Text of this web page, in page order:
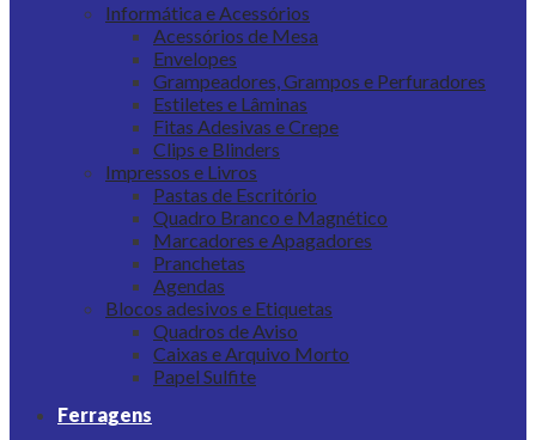
Informática e Acessórios
Acessórios de Mesa
Envelopes
Grampeadores, Grampos e Perfuradores
Estiletes e Lâminas
Fitas Adesivas e Crepe
Clips e Blinders
Impressos e Livros
Pastas de Escritório
Quadro Branco e Magnético
Marcadores e Apagadores
Pranchetas
Agendas
Blocos adesivos e Etiquetas
Quadros de Aviso
Caixas e Arquivo Morto
Papel Sulfite
Ferragens